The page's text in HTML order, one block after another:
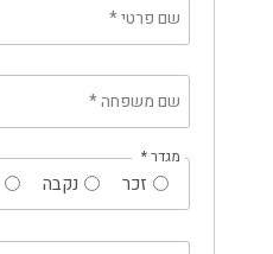
שם פרטי*
שם משפחה*
זכר נקבה
מגדר*